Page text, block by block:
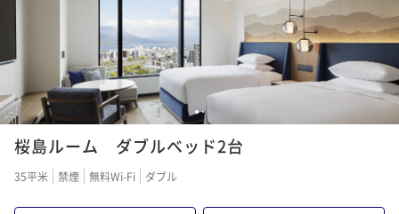
12
桜島ルーム ダブルベッド2台
35平米 禁煙 無料Wi-Fi ダブル